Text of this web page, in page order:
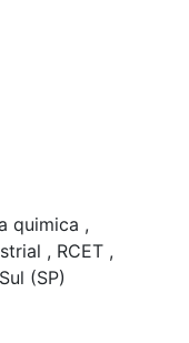
quimica ,
, RCET ,
(SP)